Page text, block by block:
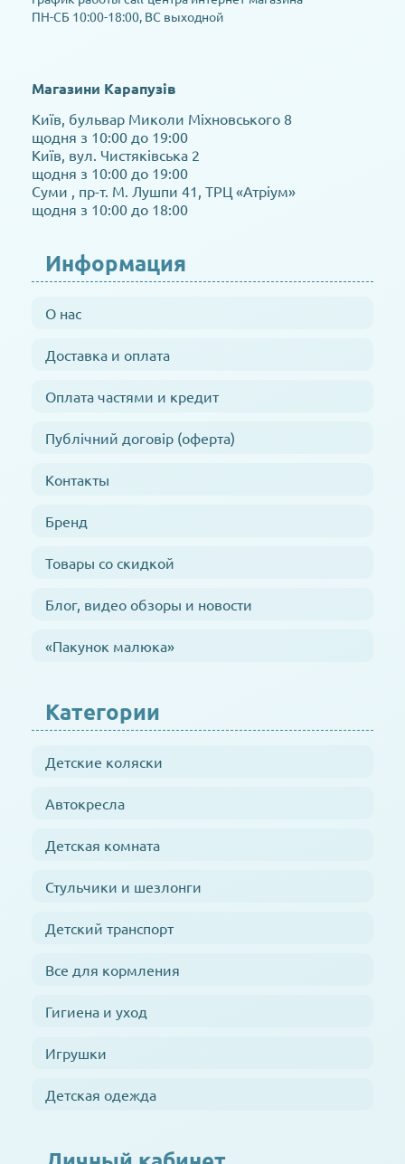
ПН-СБ 10:00-18:00, ВС выходной
Магазини Карапузів
Київ, бульвар Миколи Міхновського 8
щодня з 10:00 до 19:00
Київ, вул. Чистяківська 2
щодня з 10:00 до 19:00
Суми , пр-т. М. Лушпи 41, ТРЦ «Атріум»
щодня з 10:00 до 18:00
Информация
О нас
Доставка и оплата
Оплата частями и кредит
Публічний договір (оферта)
Контакты
Бренд
Товары со скидкой
Блог, видео обзоры и новости
«Пакунок малюка»
Категории
Детские коляски
Автокресла
Детская комната
Стульчики и шезлонги
Детский транспорт
Все для кормления
Гигиена и уход
Игрушки
Детская одежда